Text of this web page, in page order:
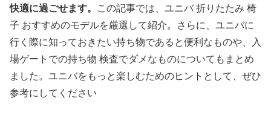
快適に過ごせます。
この記事では、ユニバ 折りたたみ 椅
子 おすすめのモデルを厳選して紹介。さらに、ユニバに
行く際に知っておきたい持ち物であると便利なものや、入
場ゲートでの持ち物 検査でダメなものについてもまとめ
ました。ユニバをもっと楽しむためのヒントとして、ぜひ
参考にしてください